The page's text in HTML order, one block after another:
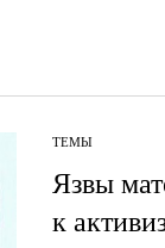
ТЕМЫ
Язвы
к